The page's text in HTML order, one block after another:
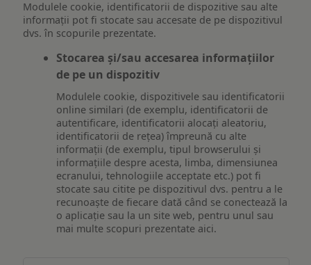
Modulele cookie, identificatorii de dispozitive sau alte
informații pot fi stocate sau accesate de pe dispozitivul
dvs. în scopurile prezentate.
Stocarea și/sau accesarea informațiilor
de pe un dispozitiv
Modulele cookie, dispozitivele sau identificatorii
online similari (de exemplu, identificatorii de
autentificare, identificatorii alocați aleatoriu,
identificatorii de rețea) împreună cu alte
informații (de exemplu, tipul browserului și
informațiile despre acesta, limba, dimensiunea
ecranului, tehnologiile acceptate etc.) pot fi
stocate sau citite pe dispozitivul dvs. pentru a le
recunoaște de fiecare dată când se conectează la
o aplicație sau la un site web, pentru unul sau
mai multe scopuri prezentate aici.